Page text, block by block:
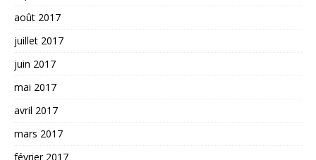
août 2017
juillet 2017
juin 2017
mai 2017
avril 2017
mars 2017
février 2017